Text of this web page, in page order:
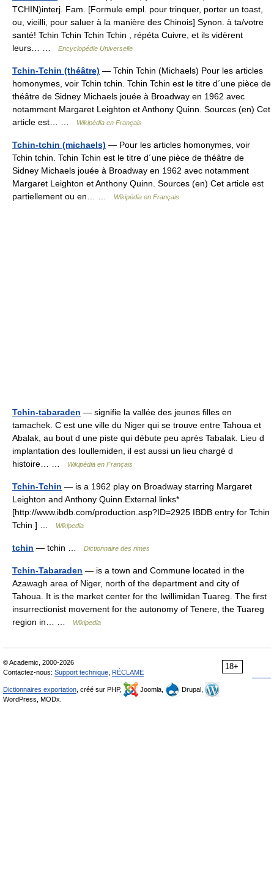
TCHIN)interj. Fam. [Formule empl. pour trinquer, porter un toast,
ou, vieilli, pour saluer à la manière des Chinois] Synon. à ta/votre
santé! Tchin Tchin Tchin Tchin , répéta Cuivre, et ils vidèrent
leurs… …
Encyclopédie Universelle
Tchin-Tchin (théâtre) — Tchin Tchin (Michaels) Pour les articles
homonymes, voir Tchin tchin. Tchin Tchin est le titre d´une pièce de
théâtre de Sidney Michaels jouée à Broadway en 1962 avec
notamment Margaret Leighton et Anthony Quinn. Sources (en) Cet
article est… …
Wikipédia en Français
Tchin-tchin (michaels) — Pour les articles homonymes, voir
Tchin tchin. Tchin Tchin est le titre d´une pièce de théâtre de
Sidney Michaels jouée à Broadway en 1962 avec notamment
Margaret Leighton et Anthony Quinn. Sources (en) Cet article est
partiellement ou en… …
Wikipédia en Français
Tchin-tabaraden — signifie la vallée des jeunes filles en
tamachek. C est une ville du Niger qui se trouve entre Tahoua et
Abalak, au bout d une piste qui débute peu après Tabalak. Lieu d
implantation des Ioullemiden, il est aussi un lieu chargé d
histoire… …
Wikipédia en Français
Tchin-Tchin — is a 1962 play on Broadway starring Margaret
Leighton and Anthony Quinn.External links*
[http://www.ibdb.com/production.asp?ID=2925 IBDB entry for Tchin
Tchin ] …
Wikipedia
tchin — tchin … Dictionnaire des rimes
Tchin-Tabaraden — is a town and Commune located in the
Azawagh area of Niger, north of the department and city of
Tahoua. It is the market center for the Iwillimidan Tuareg. The first
insurrectionist movement for the autonomy of Tenere, the Tuareg
region in… …
Wikipedia
18+
© Academic, 2000-2026
Contactez-nous: Support technique RÉCLAME
Dictionnaires exportation , créé sur PHP, Joomla,
Drupal,
WordPress, MODx.